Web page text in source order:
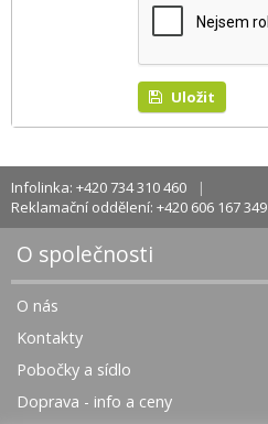
Uložit
Infolinka: +420 734 310 460
Reklamační oddělení: +420 606 167 349
O společnosti
O nás
Kontakty
Pobočky a sídlo
Doprava - info a ceny